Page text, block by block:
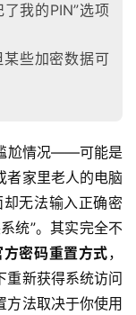
我的PIN”选项
些加密数据可
尬情况——可能是
者家里老人的电脑
无法输入正确密
统”。其实完全不
方密码重置方式，
重新获得系统访问
方法取决于你使用